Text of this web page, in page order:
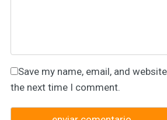
Save my name, email, and
the next time I comment.